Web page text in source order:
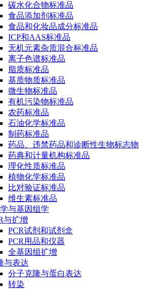
碳水化合物标准品
食品添加剂标准品
食品和化妆品成分标准品
ICP和AAS标准品
无机元素杂质混合标准品
离子色谱标准品
脂质标准品
基质物质标准品
微生物标准品
有机污染物标准品
农药标准品
石油化学标准品
制药标准品
药品、违禁药品和诊断性生物标志物
药典和计量机构标准品
理化性质标准品
植物化学标准品
比对验证标准品
维生素标准品
与基因组学
与扩增
PCR试剂和试剂盒
PCR用品和仪器
全基因组扩增
与表达
分子克隆与蛋白表达
转染